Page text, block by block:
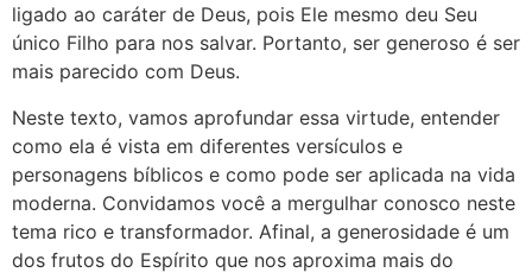
ligado ao caráter de Deus, pois Ele mesmo deu Seu
único Filho para nos salvar. Portanto, ser generoso é ser
mais parecido com Deus.
Neste texto, vamos aprofundar essa virtude, entender
como ela é vista em diferentes versículos e
personagens bíblicos e como pode ser aplicada na vida
moderna. Convidamos você a mergulhar conosco neste
tema rico e transformador. Afinal, a generosidade é um
dos frutos do Espírito que nos aproxima mais do